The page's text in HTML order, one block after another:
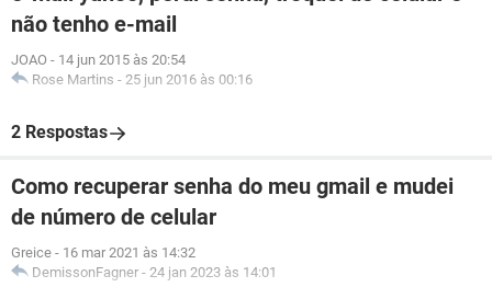
não tenho e-mail
JOAO - 14 jun 2015 às 20:54
Rose Martins - 25 jun 2016 às 00:16
2 Respostas
Como recuperar senha do meu gmail e mudei
de número de celular
Greice - 16 mar 2021 às 14:32
DemissonFagner - 24 jan 2023 às 14:01